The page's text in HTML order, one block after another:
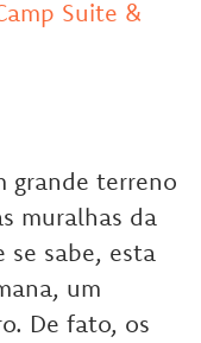
Suite &
grande terreno
muralhas da
se sabe, esta
um
De fato, os